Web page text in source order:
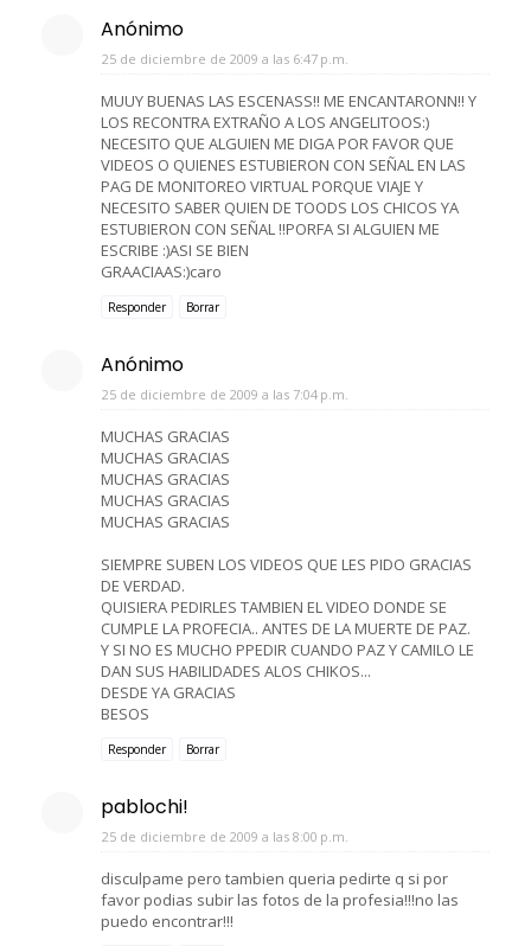
Anónimo
25 de diciembre de 2009 a las 6:47 p.m.
MUUY BUENAS LAS ESCENASS!! ME ENCANTARONN!! Y
LOS RECONTRA EXTRAÑO A LOS ANGELITOOS:)
NECESITO QUE ALGUIEN ME DIGA POR FAVOR QUE
VIDEOS O QUIENES ESTUBIERON CON SEÑAL EN LAS
PAG DE MONITOREO VIRTUAL PORQUE VIAJE Y
NECESITO SABER QUIEN DE TOODS LOS CHICOS YA
ESTUBIERON CON SEÑAL !!PORFA SI ALGUIEN ME
ESCRIBE :)ASI SE BIEN
GRAACIAAS:)caro
Responder Borrar
Anónimo
25 de diciembre de 2009 a las 7:04 p.m.
MUCHAS GRACIAS
MUCHAS GRACIAS
MUCHAS GRACIAS
MUCHAS GRACIAS
MUCHAS GRACIAS
SIEMPRE SUBEN LOS VIDEOS QUE LES PIDO GRACIAS
DE VERDAD.
QUISIERA PEDIRLES TAMBIEN EL VIDEO DONDE SE
CUMPLE LA PROFECIA.. ANTES DE LA MUERTE DE PAZ.
Y SI NO ES MUCHO PPEDIR CUANDO PAZ Y CAMILO LE
DAN SUS HABILIDADES ALOS CHIKOS...
DESDE YA GRACIAS
BESOS
Responder Borrar
pablochi!
25 de diciembre de 2009 a las 8:00 p.m.
disculpame pero tambien queria pedirte q si por
favor podias subir las fotos de la profesia!!!no las
puedo encontrar!!!